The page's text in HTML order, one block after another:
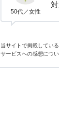
50代／女性
当サイトで掲載してい
サービスへの感想につ